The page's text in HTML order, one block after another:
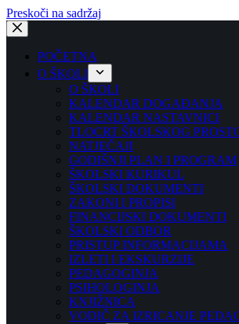
Preskoči na sadržaj
POČETNA
O ŠKOLI
O ŠKOLI
KALENDAR DOGAĐANJA
KALENDAR NASTAVNICI
TLOCRT ŠKOLSKOG
NATJEČAJI
GODIŠNJI PLAN I PROGRAM
ŠKOLSKI KURIKUL
ŠKOLSKI DOKUMENTI
ZAKONI I PROPISI
FINANCIJSKI DOKUMENTI
ŠKOLSKI ODBOR
PRISTUP INFORMACIJAMA
IZLETI I EKSKURZIJE
PEDAGOGINJA
PSIHOLOGINJA
KNJIŽNICA
VODIČ ZA IZRICANJE